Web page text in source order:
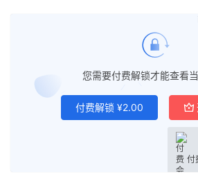
您需要付费解锁才能查看
付费解锁 ¥2.00
付